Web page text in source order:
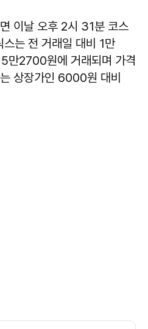
이날 오후 2시 31분 코스
는 전 거래일 대비 1만
2700원에 거래되며 가격
상장가인 6000원 대비